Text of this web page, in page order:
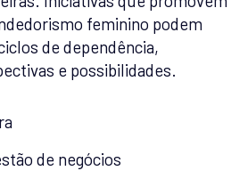
feminino podem
de dependência,
e possibilidades.
de negócios